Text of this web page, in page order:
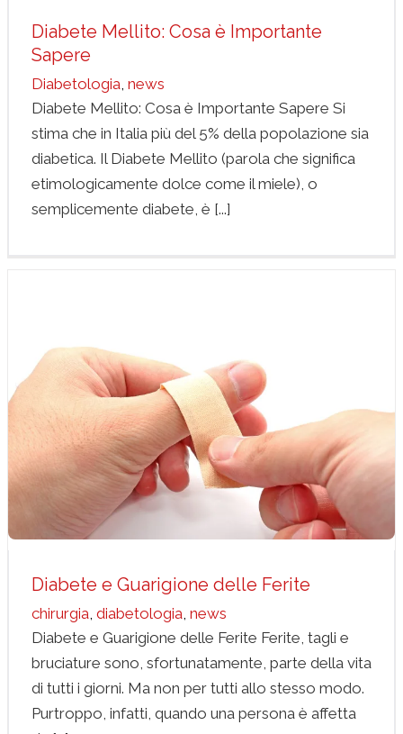
Diabete Mellito: Cosa è Importante
Sapere
Diabetologia, news
Diabete Mellito: Cosa è Importante Sapere Si
stima che in Italia più del 5% della popolazione sia
diabetica. Il Diabete Mellito (parola che significa
etimologicamente dolce come il miele), o
semplicemente diabete, è [...]
Diabete e Guarigione delle Ferite
chirurgia diabetologia news
Diabete e Guarigione delle Ferite
chirurgia, diabetologia, news
Diabete e Guarigione delle Ferite Ferite, tagli e
bruciature sono, sfortunatamente, parte della vita
di tutti i giorni. Ma non per tutti allo stesso modo.
Purtroppo, infatti, quando una persona è affetta